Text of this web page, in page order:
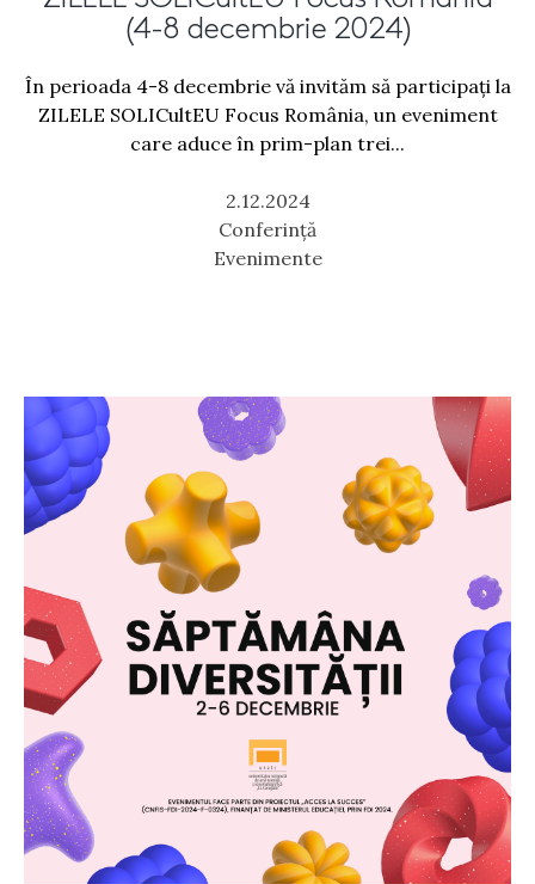
(4-8 decembrie 2024)
În perioada 4-8 decembrie vă invităm să participați la
ZILELE SOLICultEU Focus România, un eveniment
care aduce în prim-plan trei...
2.12.2024
Conferință
Evenimente